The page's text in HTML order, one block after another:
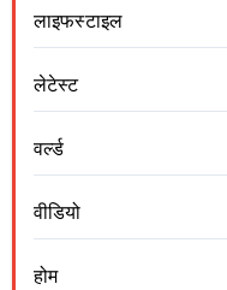
लाइफस्टाइल
लेटेस्ट
वर्ल्ड
वीडियो
होम